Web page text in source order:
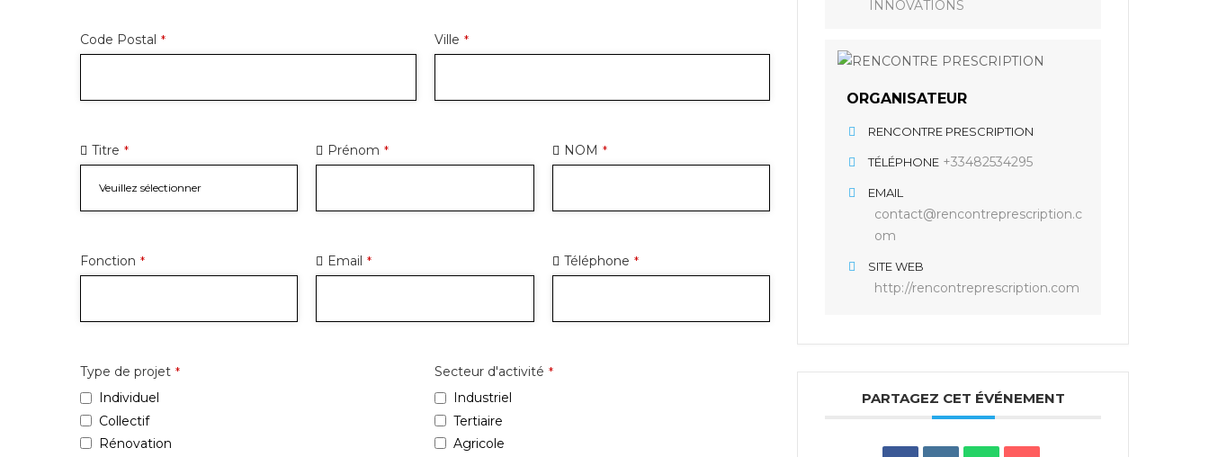
Code Postal * Ville *
Titre * Prénom * NOM *
Fonction * Email * Téléphone *
Type de projet *
Individuel
Collectif
Rénovation
Secteur d'activité *
Industriel
Tertiaire
Agricole
INNOVATIONS
ORGANISATEUR
RENCONTRE PRESCRIPTION
TÉLÉPHONE +33482534295
EMAIL
contact@rencontreprescription.c
om
SITE WEB
http://rencontreprescription.com
PARTAGEZ CET ÉVÉNEMENT